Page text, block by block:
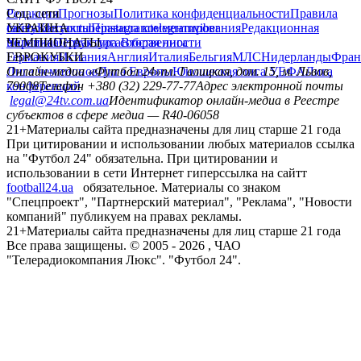
РедакцияПрогнозыПолитика конфиденциальностиПравила
сайтуКонтактыПравила комментированияРедакционная
политикаСтруктура собственности
Соц. сети
facebookxyoutubeinstagramtelegramviber
УКРАИНА
УкраинаПервая лигаВторая лига
ЧЕМПИОНАТЫ
ГерманияИспанияАнглияИталияБельгияМЛСНидерланды
ЕВРОКУБКИ
Лига чемпионовЛига ЕвропыЮношеская лига УЕФАЛига
конференций
Онлайн-медиа «Футбол 24»пл. Галицкая, дом. 15, м. Львов,
79008Телефон +380 (32) 229-77-77Адрес электронной почты
legal@24tv.com.uaИдентификатор онлайн-медиа в Реестре
субъектов в сфере медиа — R40-06058
21+Материалы сайта предназначены для лиц старше 21 года
При цитировании и использовании любых материалов ссылка
на "Футбол 24" обязательна. При цитировании и
использовании в сети Интернет гиперссылка на сайтт
football24.ua
обязательное. Материалы со знаком
"Спецпроект", "Партнерский материал", "Реклама", "Новости
компаний" публикуем на правах рекламы.
21+Материалы сайта предназначены для лиц старше 21 года
Все права защищены. © 2005 - 2026 , ЧАО
"Телерадиокомпания Люкс". "Футбол 24".